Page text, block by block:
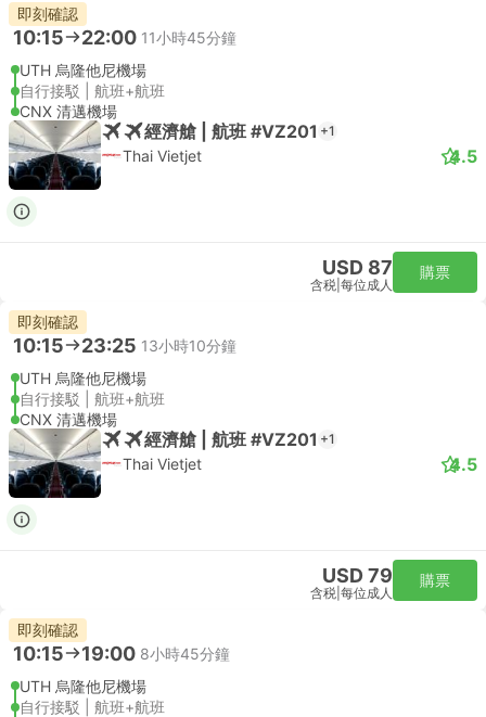
即刻確認
10:15 22:00 11小時45分鐘
UTH 烏隆他尼機場
自行接駁 | 航班+航班
CNX 清邁機場
經濟艙 | 航班 #VZ201 +1
Thai Vietjet 4.5
USD 87
含税 每位成人
購票
即刻確認
10:15 23:25 13小時10分鐘
UTH 烏隆他尼機場
自行接駁 | 航班+航班
CNX 清邁機場
經濟艙 | 航班 #VZ201 +1
Thai Vietjet 4.5
USD 79
含税 每位成人
購票
即刻確認
10:15 19:00 8小時45分鐘
UTH 烏隆他尼機場
自行接駁 | 航班+航班